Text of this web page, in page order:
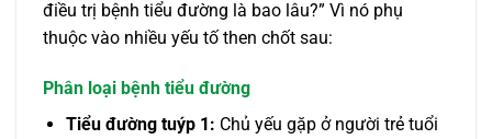
điều trị bệnh tiểu đường là bao lâu?” Vì nó phụ
thuộc vào nhiều yếu tố then chốt sau:
Phân loại bệnh tiểu đường
Tiểu đường tuýp 1: Chủ yếu gặp ở người trẻ tuổi